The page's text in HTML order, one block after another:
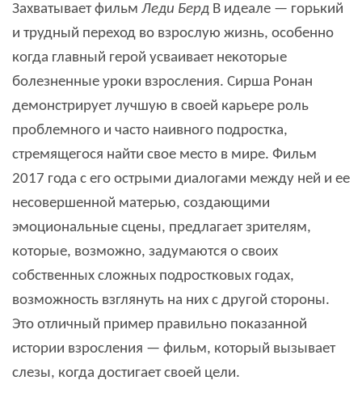
Захватывает фильм Леди Берд В идеале — горький
и трудный переход во взрослую жизнь, особенно
когда главный герой усваивает некоторые
болезненные уроки взросления. Сирша Ронан
демонстрирует лучшую в своей карьере роль
проблемного и часто наивного подростка,
стремящегося найти свое место в мире. Фильм
2017 года с его острыми диалогами между ней и ее
несовершенной матерью, создающими
эмоциональные сцены, предлагает зрителям,
которые, возможно, задумаются о своих
собственных сложных подростковых годах,
возможность взглянуть на них с другой стороны.
Это отличный пример правильно показанной
истории взросления — фильм, который вызывает
слезы, когда достигает своей цели.